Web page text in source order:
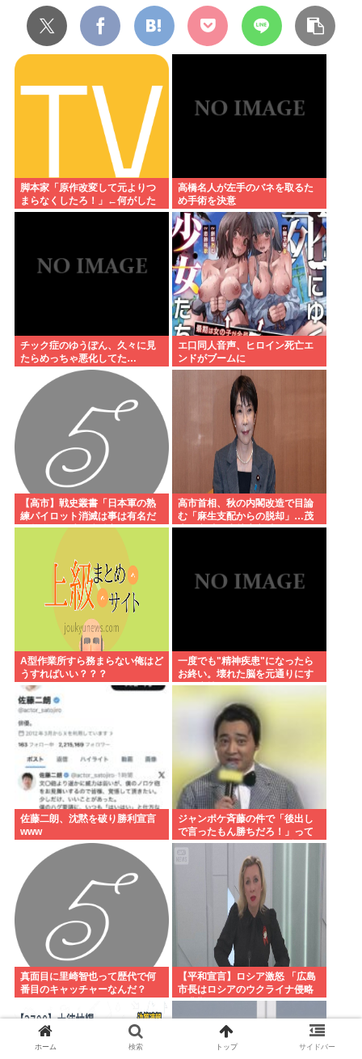
脚本家「原作改変して元よりつ
まらなくしたろ！」←何がした
いの？
高橋名人が左手のバネを取るた
め手術を決意
チック症のゆうぽん、久々に見
たらめっちゃ悪化してた…
エ口同人音声、ヒロイン死亡エ
ンドがブームに
【高市】戦史叢書「日本軍の熟
練パイロット消滅は事は有名だ
が整備員が消え稼働率が下がり
高市首相、秋の内閣改造で目論
む「麻生支配からの脱却」…茂
木敏充氏も小林鷹之氏もクビ
A型作業所すら務まらない俺はど
うすればいい？？？
一度でも"精神疾患"になったら
お終い。壊れた脳を元通りにす
る医療技術は無い。
佐藤二朗、沈黙を破り勝利宣言
www
ジャンポケ斉藤の件で「後出し
で言ったもん勝ちだろ！」って
キレてる人いるけど、まず付き
合ってない人とそんな事しなき
ゃいいのでは？
真面目に里崎智也って歴代で何
番目のキャッチャーなんだ？
【平和宣言】ロシア激怒 「広島
市長はロシアのウクライナ侵略
を非難した」
ホーム 検索 トップ サイドバー